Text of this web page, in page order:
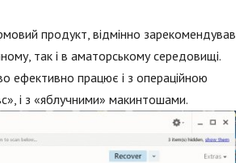
продукт, відмінно зарекомендував
так і в аматорському середовищі.
ефективно працює і з операційною
і з «яблучними» макинтошами.